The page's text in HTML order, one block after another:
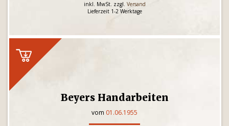
inkl. MwSt. zzgl. Versand
Lieferzeit 1-2 Werktage
Beyers Handarbeiten
vom 01.06.1955